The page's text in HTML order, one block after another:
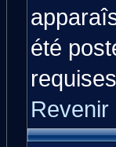
été
Revenir